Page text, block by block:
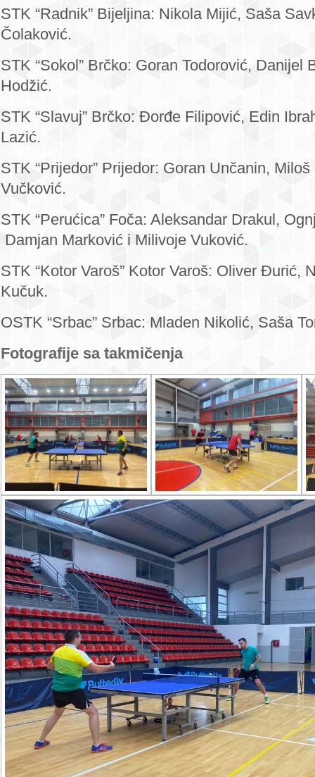
STK “Radnik” Bijeljina: Nikola Mijić, Saša
Čolaković.
STK “Sokol” Brčko: Goran Todorović, Danijel
Hodžić.
STK “Slavuj” Brčko: Đorđe Filipović, Edin
Lazić.
STK “Prijedor” Prijedor: Goran Unčanin,
Vučković.
STK “Perućica” Foča: Aleksandar Drakul,
Damjan Marković i Milivoje Vuković.
STK “Kotor Varoš” Kotor Varoš: Oliver Đurić,
Kučuk.
OSTK “Srbac” Srbac: Mladen Nikolić, Saša
Fotografije sa takmičenja